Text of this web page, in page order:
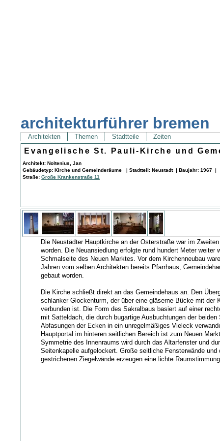
architekturführer bremen
Architekten Themen Stadtteile Zeiten
Evangelische St. Pauli-Kirche und
Architekt: Noltenius, Jan
Gebäudetyp: Kirche und Gemeinderäume | Stadtteil: Neustadt | Baujahr: 1967 |
Straße:Große Krankenstraße 11
Die Neustädter Hauptkirche an der Osterstraße war im
worden. Die Neuansiedlung erfolgte rund hundert Meter weiter
Schmalseite des Neuen Marktes. Vor dem Kirchenneubau
Jahren vom selben Architekten bereits Pfarrhaus,
gebaut worden.
Die Kirche schließt direkt an das Gemeindehaus an. Den
schlanker Glockenturm, der über eine gläserne Bücke mit der
verbunden ist. Die Form des Sakralbaus basiert auf einer
mit Satteldach, die durch bugartige Ausbuchtungen der beiden
Abfasungen der Ecken in ein unregelmäßiges Vieleck
Hauptportal im hinteren seitlichen Bereich ist zum Neuen
Symmetrie des Innenraums wird durch das Altarfenster und
Seitenkapelle aufgelockert. Große seitliche Fensterwände und
gestrichenen Ziegelwände erzeugen eine lichte